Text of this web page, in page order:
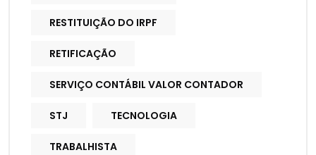
RESTITUIÇÃO DO IRPF
RETIFICAÇÃO
SERVIÇO CONTÁBIL VALOR CONTADOR
STJ TECNOLOGIA
TRABALHISTA